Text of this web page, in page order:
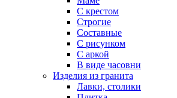
С крестом
Строгие
Составные
С рисунком
С аркой
В виде часовни
Изделия из гранита
Лавки, столики